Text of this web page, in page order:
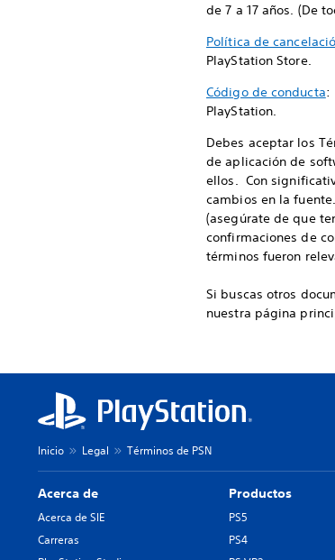
de 7 a 17 años. (De
Política de
PlayStation Store.
Código de conducta:
PlayStation.
Debes aceptar los
de aplicación de
ellos. Con
cambios en la
(asegúrate de que
confirmaciones de
términos fueron
Si buscas otros
nuestra página
Inicio Legal Términos de PSN
Acerca de
Acerca de SIE
Carreras
Productos
PS5
PS4